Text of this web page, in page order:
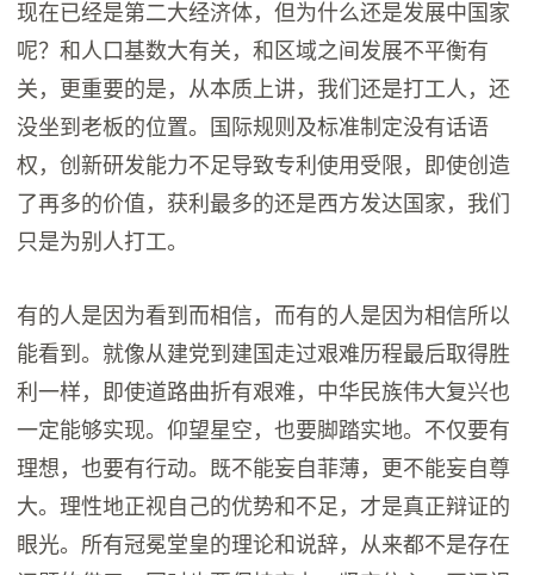
现在已经是第二大经济体，但为什么还是发展中国家
呢？和人口基数大有关，和区域之间发展不平衡有
关，更重要的是，从本质上讲，我们还是打工人，还
没坐到老板的位置。国际规则及标准制定没有话语
权，创新研发能力不足导致专利使用受限，即使创造
了再多的价值，获利最多的还是西方发达国家，我们
只是为别人打工。
有的人是因为看到而相信，而有的人是因为相信所以
能看到。就像从建党到建国走过艰难历程最后取得胜
利一样，即使道路曲折有艰难，中华民族伟大复兴也
一定能够实现。仰望星空，也要脚踏实地。不仅要有
理想，也要有行动。既不能妄自菲薄，更不能妄自尊
大。理性地正视自己的优势和不足，才是真正辩证的
眼光。所有冠冕堂皇的理论和说辞，从来都不是存在